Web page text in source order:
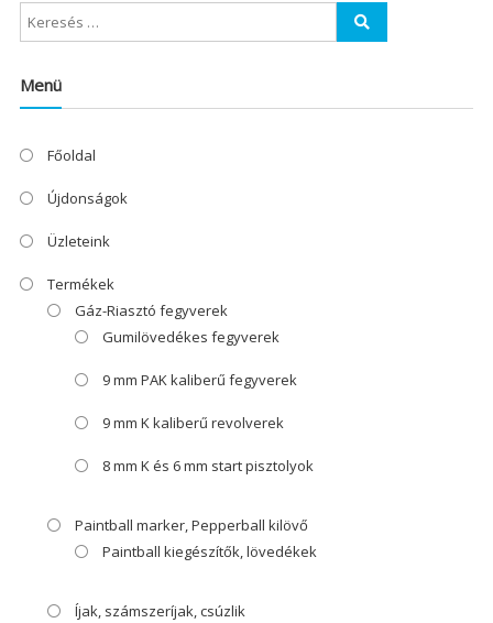
Menü
Főoldal
Újdonságok
Üzleteink
Termékek
Gáz-Riasztó fegyverek
Gumilövedékes fegyverek
9 mm PAK kaliberű fegyverek
9 mm K kaliberű revolverek
8 mm K és 6 mm start pisztolyok
Paintball marker, Pepperball kilövő
Paintball kiegészítők, lövedékek
Íjak, számszeríjak, csúzlik